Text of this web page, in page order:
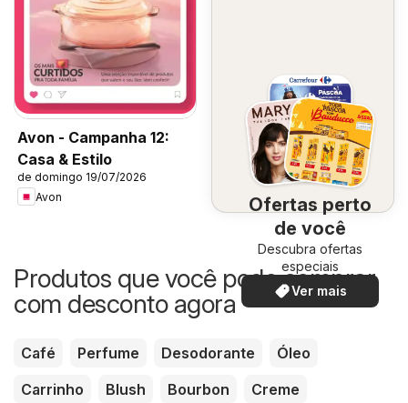
Avon - Campanha 12:
Casa & Estilo
de domingo 19/07/2026
Avon
Ofertas perto
de você
Descubra ofertas
especiais
Ver mais
Produtos que você pode comprar
com desconto agora
Café Perfume Desodorante
Óleo
Carrinho
Blush Bourbon
Creme